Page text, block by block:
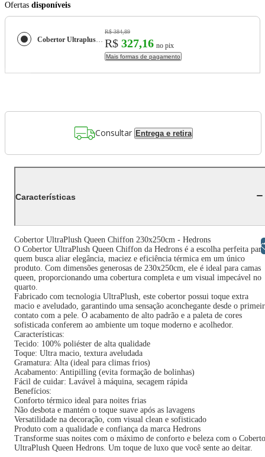
Ofertas disponíveis
Cobertor Ultraplush Queen Chiffon 230X250cm - Hedrons
R$ 384,89
R$ 327,16 no pix
Mais formas de pagamento
Consultar Entrega e retira
Características
Cobertor UltraPlush Queen Chiffon 230x250cm - Hedrons
O Cobertor UltraPlush Queen Chiffon da Hedrons é a escolha perfeita para
quem busca aliar elegância, maciez e eficiência térmica em um único
produto. Com dimensões generosas de 230x250cm, ele é ideal para camas
queen, proporcionando uma cobertura completa e um visual impecável no
quarto.
Fabricado com tecnologia UltraPlush, este cobertor possui toque extra
macio e aveludado, garantindo uma sensação aconchegante desde o
contato com a pele. O acabamento de alto padrão e a paleta de cores
sofisticada conferem ao ambiente um toque moderno e acolhedor.
Características:
Tecido: 100% poliéster de alta qualidade
Toque: Ultra macio, textura aveludada
Gramatura: Alta (ideal para climas frios)
Acabamento: Antipilling (evita formação de bolinhas)
Fácil de cuidar: Lavável à máquina, secagem rápida
Benefícios:
Conforto térmico ideal para noites frias
Não desbota e mantém o toque suave após as lavagens
Versatilidade na decoração, com visual clean e sofisticado
Produto com a qualidade e confiança da marca Hedrons
Transforme suas noites com o máximo de conforto e beleza com o
UltraPlush Queen Hedrons. Um toque de luxo que você sente ao deitar.
Libras